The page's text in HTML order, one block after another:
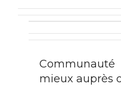
mieux auprès